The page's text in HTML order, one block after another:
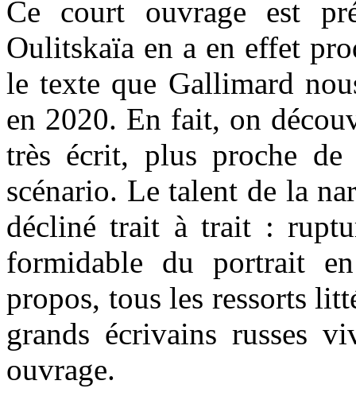
Ce court ouvrage est
Oulitskaïa en a en effet
le texte que Gallimard
en 2020. En fait, on
très écrit, plus proche
scénario. Le talent de la
décliné trait à trait :
formidable du portrait
propos, tous les ressorts
grands écrivains russes
ouvrage.